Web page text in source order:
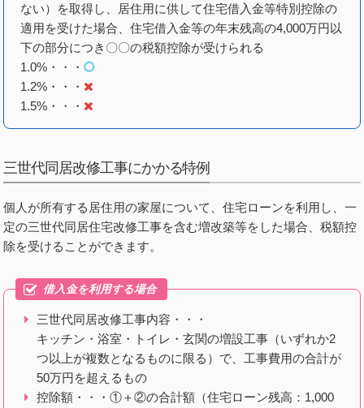
ない）を取得し、居住用に供して住宅借入金等特別控除の
適用を受けた場合、住宅借入金等の年末残高の4,000万円以
下の部分につき〇〇の税額控除が受けられる
1.0%・・・
1.2%・・・
1.5%・・・
三世代同居改修工事にかかる特例
個人が所有する居住用の家屋について、住宅ローンを利用し、一
定の三世代同居住宅改修工事を含む増改築等をした場合、税額控
除を受けることができます。
三世代同居改修工事内容・・・
キッチン・浴室・トイレ・玄関の増設工事（いずれか2
つ以上が複数となるものに限る）で、工事費用の合計が
50万円を超えるもの
控除額・・・①＋②の合計額（住宅ローン残高：1,000